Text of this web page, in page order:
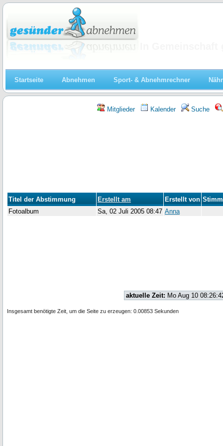
Startseite Abnehmen Sport- & Abnehmrechner
Mitglieder Kalender Suche
Titel der Abstimmung Erstellt am Erstellt von
Fotoalbum
Sa, 02 Juli 2005 08:47 Anna
aktuelle Zeit: Mo Aug 10
Insgesamt benötigte Zeit, um die Seite zu erzeugen: 0.00853 Sekunden